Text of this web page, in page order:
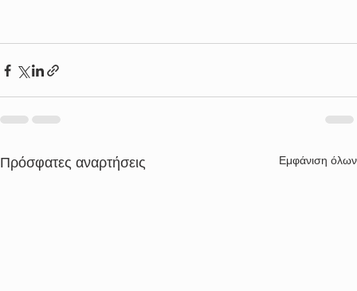
Πρόσφατες αναρτήσεις Εμφάνιση όλων